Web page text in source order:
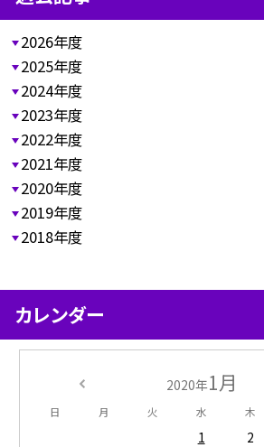
2026年度
2025年度
2024年度
2023年度
2022年度
2021年度
2020年度
2019年度
2018年度
カレンダー
2020年1月
日 月 火 水 木
1 2